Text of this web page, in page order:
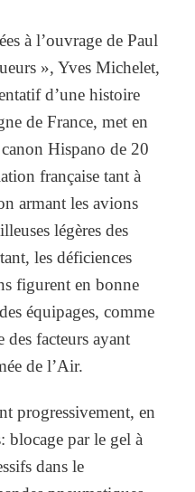
à l’ouvrage de Paul
», Yves Michelet,
d’une histoire
de France, met en
Hispano de 20
française tant à
armant les avions
légères des
les déficiences
figurent en bonne
équipages, comme
des facteurs ayant
de l’Air.
progressivement, en
blocage par le gel à
dans le